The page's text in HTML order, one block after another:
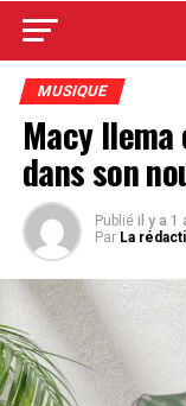
MUSIQUE
Macy
dans son
Publié il y a 1
Par La